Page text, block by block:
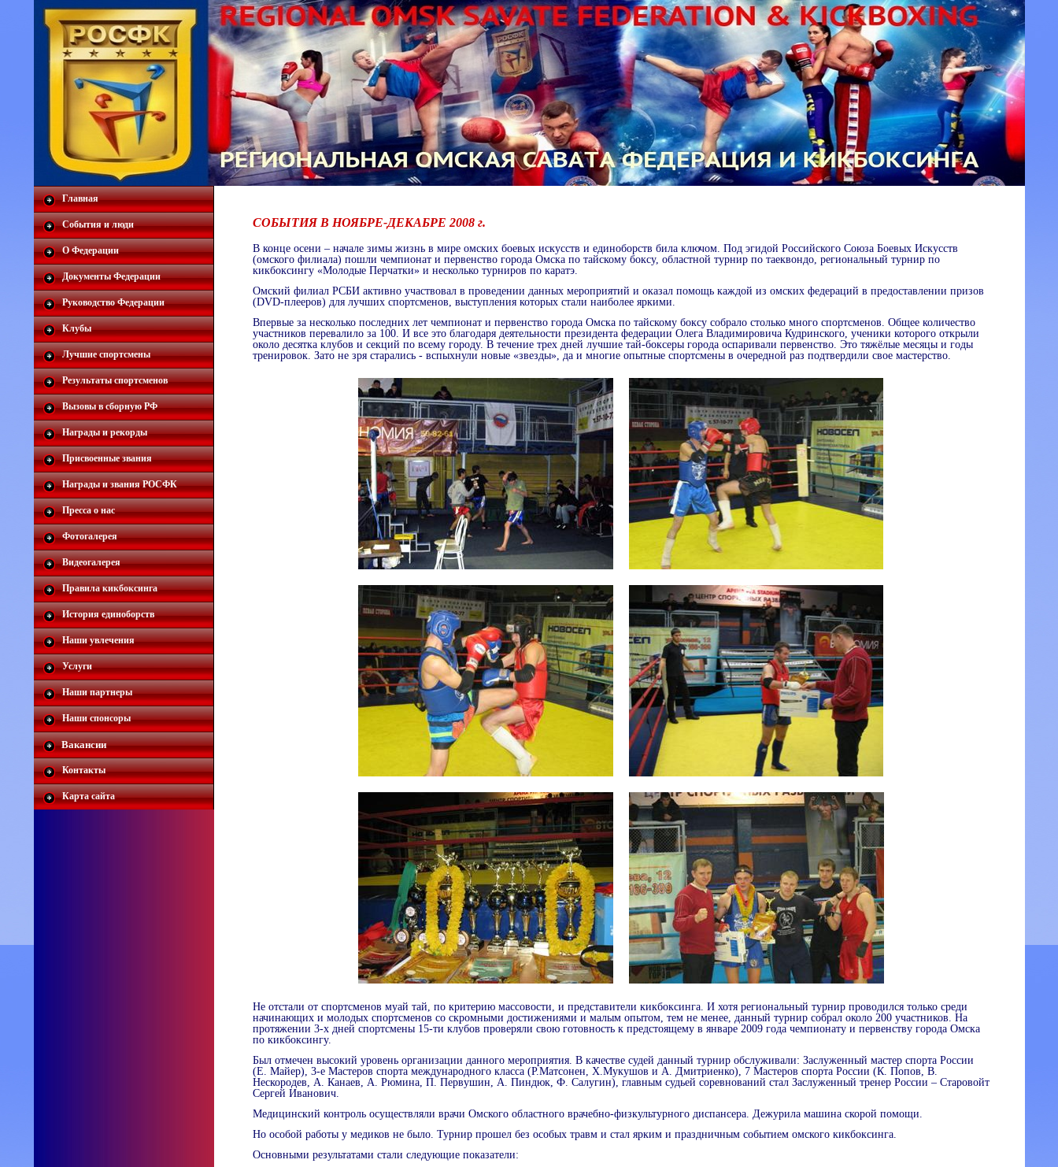
Главная
События и люди
О Федерации
Документы Федерации
Руководство Федерации
Клубы
Лучшие спортсмены
Результаты спортсменов
Вызовы в сборную РФ
Награды и рекорды
Присвоенные звания
Награды и звания РОСФК
Пресса о нас
Фотогалерея
Видеогалерея
Правила кикбоксинга
История единоборств
Наши увлечения
Услуги
Наши партнеры
Наши спонсоры
Вакансии
Контакты
Карта сайта
СОБЫТИЯ В НОЯБРЕ-ДЕКАБРЕ 2008 г.
В конце осени – начале зимы жизнь в мире омских боевых искусств и единоборств била ключом. Под эгидой Российского Союза Боевых Искусств
(омского филиала) пошли чемпионат и первенство города Омска по тайскому боксу, областной турнир по таеквондо, региональный турнир по
кикбоксингу «Молодые Перчатки» и несколько турниров по каратэ.
Омский филиал РСБИ активно участвовал в проведении данных мероприятий и оказал помощь каждой из омских федераций в предоставлении призов
(DVD-плееров) для лучших спортсменов, выступления которых стали наиболее яркими.
Впервые за несколько последних лет чемпионат и первенство города Омска по тайскому боксу собрало столько много спортсменов. Общее количество
участников перевалило за 100. И все это благодаря деятельности президента федерации Олега Владимировича Кудринского, ученики которого открыли
около десятка клубов и секций по всему городу. В течение трех дней лучшие тай-боксеры города оспаривали первенство. Это тяжёлые месяцы и годы
тренировок. Зато не зря старались - вспыхнули новые «звезды», да и многие опытные спортсмены в очередной раз подтвердили свое мастерство.
Не отстали от спортсменов муай тай, по критерию массовости, и представители кикбоксинга. И хотя региональный турнир проводился только среди
начинающих и молодых спортсменов со скромными достижениями и малым опытом, тем не менее, данный турнир собрал около 200 участников. На
протяжении 3-х дней спортсмены 15-ти клубов проверяли свою готовность к предстоящему в январе 2009 года чемпионату и первенству города Омска
по кикбоксингу.
Был отмечен высокий уровень организации данного мероприятия. В качестве судей данный турнир обслуживали: Заслуженный мастер спорта России
(Е. Майер), 3-е Мастеров спорта международного класса (Р.Матсонен, Х.Мукушов и А. Дмитриенко), 7 Мастеров спорта России (К. Попов, В.
Нескородев, А. Канаев, А. Рюмина, П. Первушин, А. Пиндюк, Ф. Салугин), главным судьей соревнований стал Заслуженный тренер России – Старовойт
Сергей Иванович.
Медицинский контроль осуществляли врачи Омского областного врачебно-физкультурного диспансера. Дежурила машина скорой помощи.
Но особой работы у медиков не было. Турнир прошел без особых травм и стал ярким и праздничным событием омского кикбоксинга.
Основными результатами стали следующие показатели: